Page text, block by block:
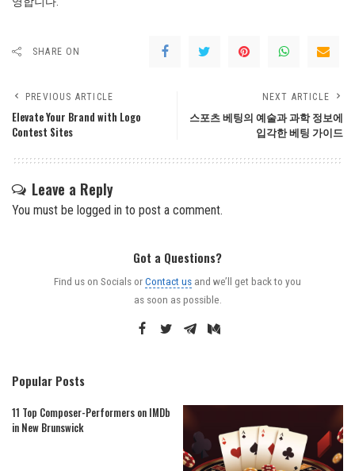
SHARE ON
PREVIOUS ARTICLE
Elevate Your Brand with Logo
Contest Sites
NEXT ARTICLE
스포츠 베팅의 예술과 과학 정보에
입각한 베팅 가이드
Leave a Reply
You must be logged in to post a comment.
Got a Questions?
Find us on Socials orContact us and we’ll get back to you
as soon as possible.
Popular Posts
11 Top Composer-Performers on IMDb
in New Brunswick